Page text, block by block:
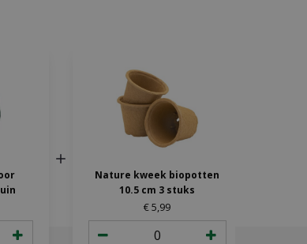
Nature kweek biopotten
10.5 cm 3 stuks
€5,99